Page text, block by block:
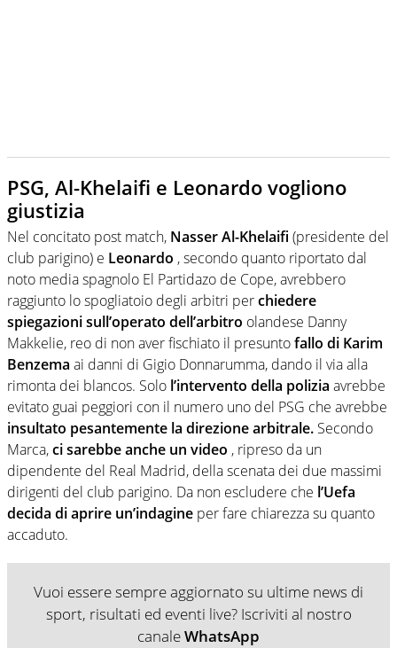
PSG, Al-Khelaifi e Leonardo vogliono
giustizia
Nel concitato post match, Nasser Al-Khelaifi (presidente del
club parigino) e Leonardo , secondo quanto riportato dal
noto media spagnolo El Partidazo de Cope, avrebbero
raggiunto lo spogliatoio degli arbitri perchiedere
spiegazioni sull’operato dell’arbitro olandese Danny
Makkelie, reo di non aver fischiato il presuntofallo di Karim
Benzema ai danni di Gigio Donnarumma, dando il via alla
rimonta dei blancos. Solo l’intervento della polizia avrebbe
evitato guai peggiori con il numero uno del PSG che avrebbe
insultato pesantemente la direzione arbitrale. Secondo
Marca,ci sarebbe anche un video , ripreso da un
dipendente del Real Madrid, della scenata dei due massimi
dirigenti del club parigino. Da non escludere che l’Uefa
decida di aprire un’indagine per fare chiarezza su quanto
accaduto.
Vuoi essere sempre aggiornato su ultime news di
sport, risultati ed eventi live? Iscriviti al nostro
canaleWhatsApp